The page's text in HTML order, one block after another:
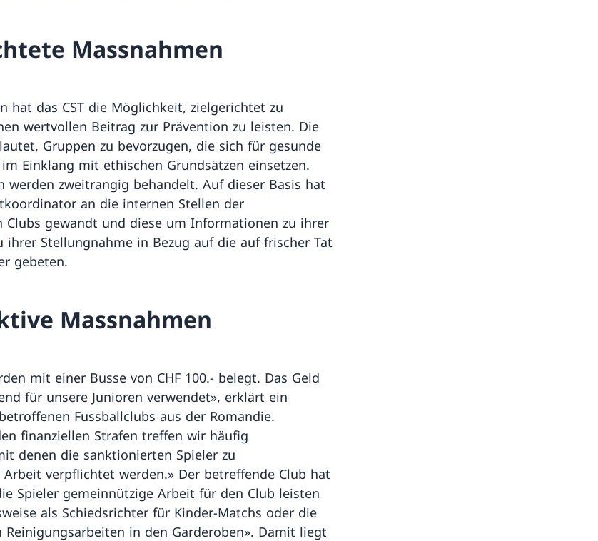
Massnahmen
hat das CST die Möglichkeit, zielgerichtet zu
wertvollen Beitrag zur Prävention zu leisten. Die
Gruppen zu bevorzugen, die sich für gesunde
Einklang mit ethischen Grundsätzen einsetzen.
werden zweitrangig behandelt. Auf dieser Basis hat
an die internen Stellen der
Clubs gewandt und diese um Informationen zu ihrer
ihrer Stellungnahme in Bezug auf die auf frischer Tat
gebeten.
Massnahmen
mit einer Busse von CHF 100.- belegt. Das Geld
für unsere Junioren verwendet», erklärt ein
Fussballclubs aus der Romandie.
finanziellen Strafen treffen wir häufig
denen die sanktionierten Spieler zu
verpflichtet werden.» Der betreffende Club hat
Spieler gemeinnützige Arbeit für den Club leisten
als Schiedsrichter für Kinder-Matchs oder die
Reinigungsarbeiten in den Garderoben». Damit liegt